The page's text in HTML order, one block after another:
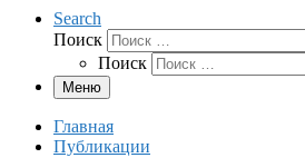
Search
Поиск
Поиск
Меню
Главная
Публикации